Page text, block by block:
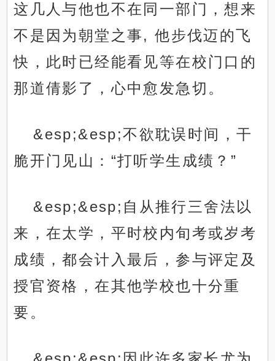
这几人与他也不在同一部门，想来
不是因为朝堂之事, 他步伐迈的飞
快，此时已经能看见等在校门口的
那道倩影了，心中愈发急切。
&esp;&esp;不欲耽误时间，干
脆开门见山：“打听学生成绩？”
&esp;&esp;自从推行三舍法以
来，在太学，平时校内旬考或岁考
成绩，都会计入最后，参与评定及
授官资格，在其他学校也十分重
要。